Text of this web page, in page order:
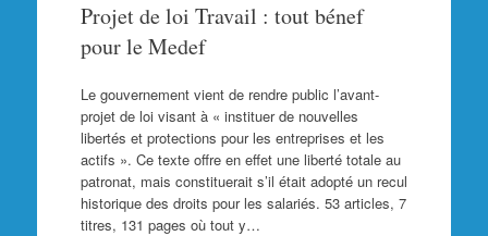
Projet de loi Travail : tout bénef
pour le Medef
Le gouvernement vient de rendre public l’avant-
projet de loi visant à « instituer de nouvelles
libertés et protections pour les entreprises et les
actifs ». Ce texte offre en effet une liberté totale au
patronat, mais constituerait s’il était adopté un recul
historique des droits pour les salariés. 53 articles, 7
titres, 131 pages où tout y…